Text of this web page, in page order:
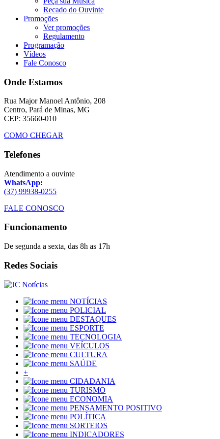
Recado do Ouvinte
Promoções
Ver promoções
Regulamento
Programação
Vídeos
Fale Conosco
Onde Estamos
Rua Major Manoel Antônio, 208
Centro, Pará de Minas, MG
CEP: 35660-010
COMO CHEGAR
Telefones
Atendimento a ouvinte
WhatsApp:
(37) 99938-0255
FALE CONOSCO
Funcionamento
De segunda a sexta, das 8h as 17h
Redes Sociais
NOTÍCIAS
POLICIAL
DESTAQUES
ESPORTE
TECNOLOGIA
VEÍCULOS
CULTURA
SAÚDE
+
CIDADANIA
TURISMO
ECONOMIA
PENSAMENTO POSITIVO
POLÍTICA
SORTEIOS
INDICADORES